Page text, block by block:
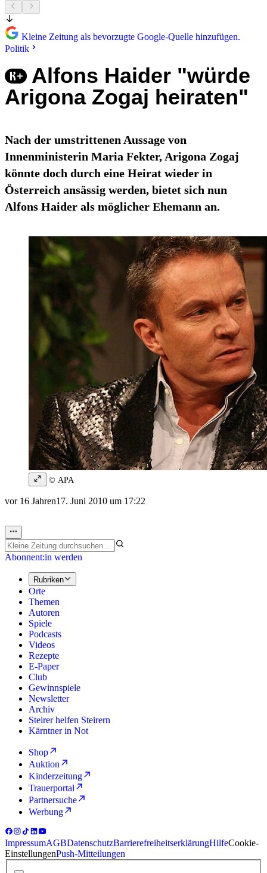
Kleine Zeitung als bevorzugte Google-Quelle hinzufügen.
Politik
Alfons Haider "würde
Arigona Zogaj heiraten"
Nach der umstrittenen Aussage von
Innenministerin Maria Fekter, Arigona Zogaj
könnte doch durch eine Heirat wieder in
Österreich ansässig werden, bietet sich nun
Alfons Haider als möglicher Ehemann an.
© APA
vor 16 Jahren17. Juni 2010 um 17:22
Abonnent:in werden
Rubriken
Orte
Themen
Autoren
Spiele
Podcasts
Videos
Rezepte
E-Paper
Club
Gewinnspiele
Newsletter
Archiv
Steirer helfen Steirern
Kärntner in Not
Shop
Auktion
Kinderzeitung
Trauerportal
Partnersuche
Werbung
ImpressumAGBDatenschutzBarrierefreiheitserklärungHilfeCookie-
EinstellungenPush-Mitteilungen